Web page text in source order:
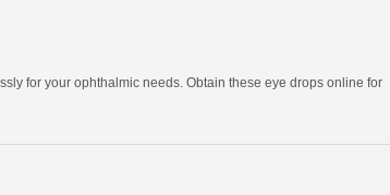
for your ophthalmic needs. Obtain these eye drops online for